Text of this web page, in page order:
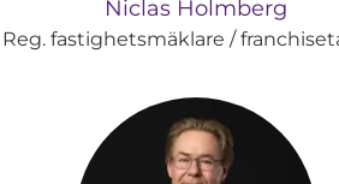
Niclas Holmberg
Reg. fastighetsmäklare /